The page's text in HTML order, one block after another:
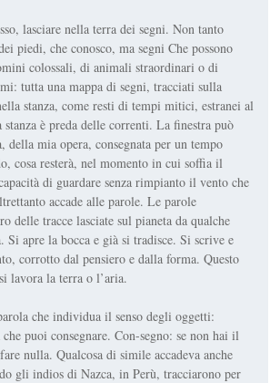
lasciare nella terra dei segni. Non tanto
piedi, che conosco, ma segni Che possono
colossali, di animali straordinari o di
tutta una mappa di segni, tracciati sulla
stanza, come resti di tempi mitici, estranei al
è preda delle correnti. La finestra può
della mia opera, consegnata per un tempo
cosa resterà, nel momento in cui soffia il
di guardare senza rimpianto il vento che
accade alle parole. Le parole
delle tracce lasciate sul pianeta da qualche
Si apre la bocca e già si tradisce. Si scrive e
corrotto dal pensiero e dalla forma. Questo
lavora la terra o l’aria.
che individua il senso degli oggetti:
che puoi consegnare. Con-segno: se non hai il
nulla. Qualcosa di simile accadeva anche
gli indios di Nazca, in Perù, tracciarono per